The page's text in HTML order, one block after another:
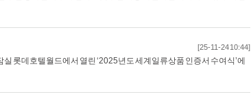
[25-11-24 10:44]
롯데호텔월드에서 열린 ‘2025년도 세계일류상품 인증서 수여식’에